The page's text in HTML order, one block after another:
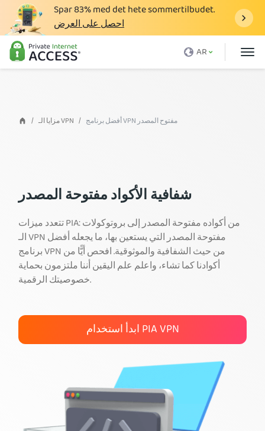
Spar83%med det hete sommertilbudet.
احصل على العرض
AR
ما هو الـ VPN
لماذا تختار PIA
فوائد VPN
تسجيل الدخول
مزايا الـ VPN أفضل برنامج VPN مفتوح المصدر
شفافية الأكواد مفتوحة المصدر
تتعدد ميزات PIA: من أكواده مفتوحة المصدر إلى بروتوكولات
الـ VPN مفتوحة المصدر التي يستعين بها، ما يجعله أفضل
برنامج VPN من حيث الشفافية والموثوقية. افحص أيًّا من
أكوادنا كما تشاء، واعلم علم اليقين أننا ملتزمون بحماية
خصوصيتك الرقمية.
ابدأ استخدام PIA VPN